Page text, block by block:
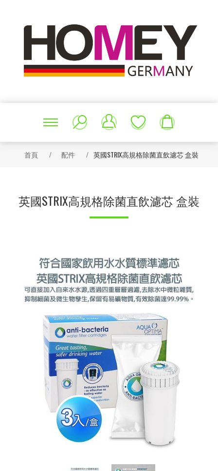
首頁 / 配件 / 英國STRIX高規格除菌直飲濾芯 盒裝
英國STRIX高規格除菌直飲濾芯 盒裝